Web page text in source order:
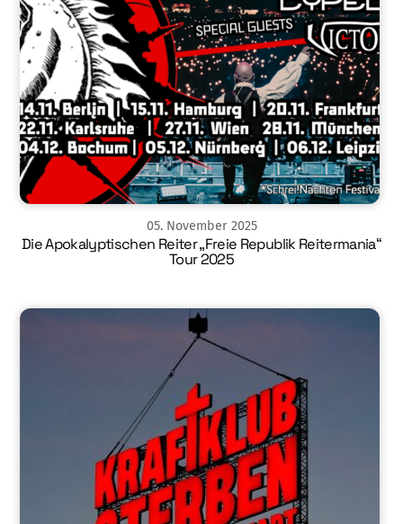
05. November 2025
Die Apokalyptischen Reiter „Freie Republik Reitermania“
Tour 2025